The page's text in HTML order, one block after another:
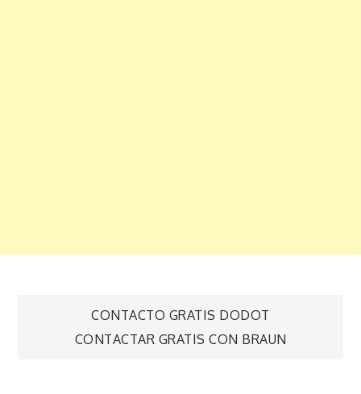
Navegación
CONTACTO GRATIS DODOT
CONTACTAR GRATIS CON BRAUN